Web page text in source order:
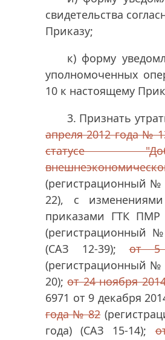
свидетельства
Приказу;
к) форму
уполномоченных
10 к настоящему
3. Признать
апреля 2012 года №
статусе
(регистрационный №
22), с
приказами ГТК
(регистрационный
(САЗ 12-39);от 5
(регистрационный №
20);от 24 ноября
6971 от 9 декабря
года № 82
года) (САЗ 15-14);